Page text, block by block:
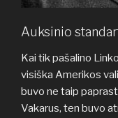
Auksinio
Kai tik pašalino
visiška Amerikos
buvo ne taip
Vakarus, ten buvo